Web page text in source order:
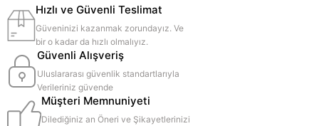
Hızlı ve Güvenli Teslimat
Güveninizi kazanmak zorundayız. Ve
bir o kadar da hızlı olmalıyız.
Güvenli Alışveriş
Uluslararası güvenlik standartlarıyla
Verileriniz güvende
Müşteri Memnuniyeti
Dilediğiniz an Öneri ve Şikayetlerinizi